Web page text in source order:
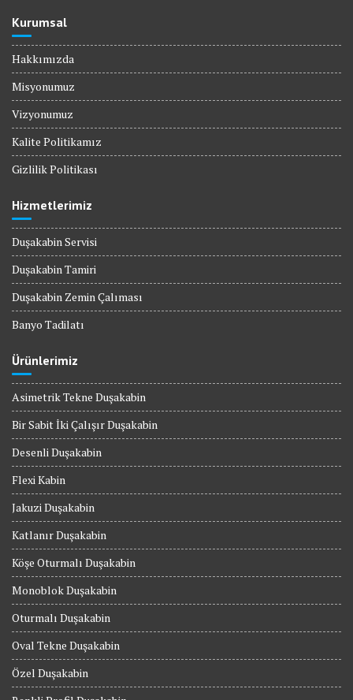
Kurumsal
Hakkımızda
Misyonumuz
Vizyonumuz
Kalite Politikamız
Gizlilik Politikası
Hizmetlerimiz
Duşakabin Servisi
Duşakabin Tamiri
Duşakabin Zemin Çalıması
Banyo Tadilatı
Ürünlerimiz
Asimetrik Tekne Duşakabin
Bir Sabit İki Çalışır Duşakabin
Desenli Duşakabin
Flexi Kabin
Jakuzi Duşakabin
Katlanır Duşakabin
Köşe Oturmalı Duşakabin
Monoblok Duşakabin
Oturmalı Duşakabin
Oval Tekne Duşakabin
Özel Duşakabin